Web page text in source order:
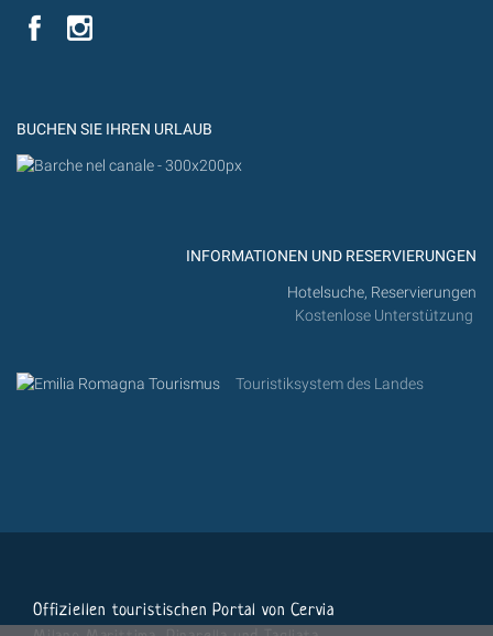
YouTube
BUCHEN SIE IHREN URLAUB
INFORMATIONEN UND RESERVIERUNGEN
Hotelsuche, Reservierungen
Kostenlose Unterstützung
Touristiksystem des Landes
Offiziellen touristischen Portal von Cervia